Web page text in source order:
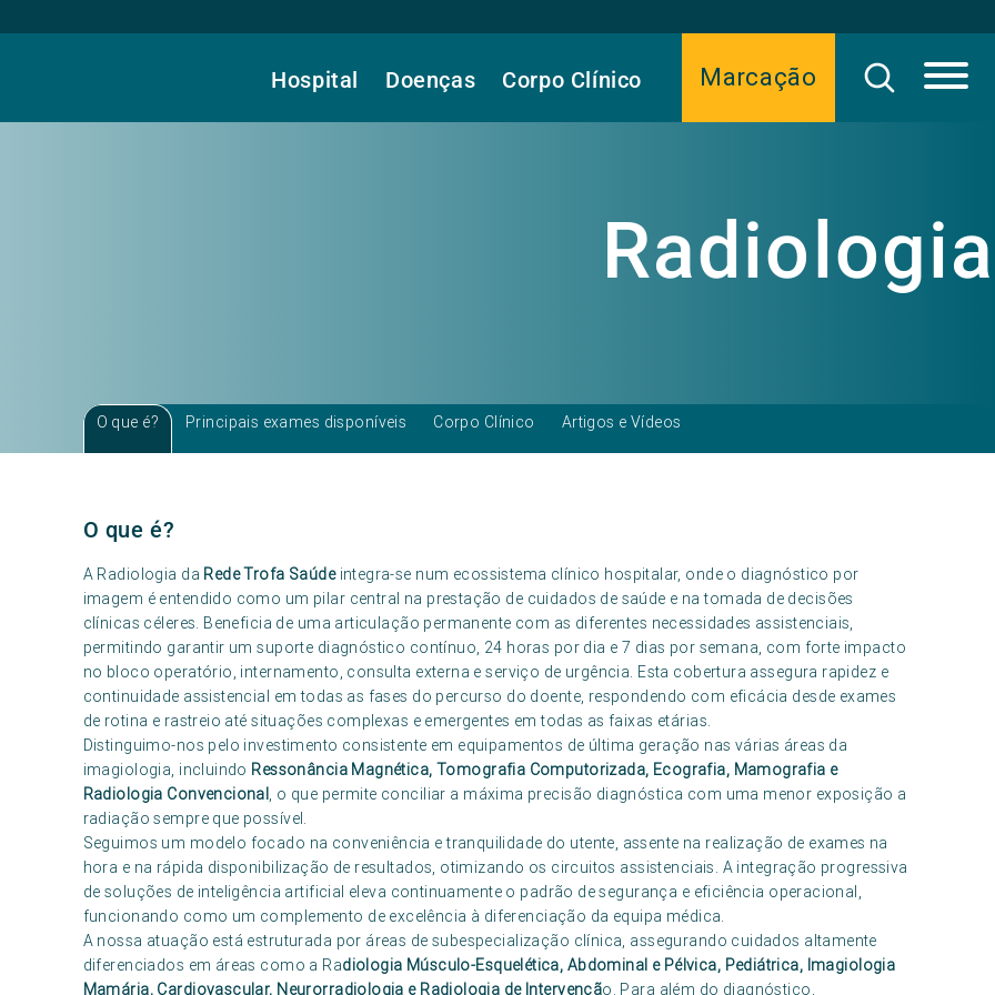
Marcação
Hospital Doenças Corpo Clínico
Radiologia
O que é? Principais exames disponíveis Corpo Clínico Artigos e Vídeos
O que é?
A Radiologia da Rede Trofa Saúdeintegra-se num ecossistema clínico hospitalar, onde o diagnóstico por
imagem é entendido como um pilar central na prestação de cuidados de saúde e na tomada de decisões
clínicas céleres. Beneficia de uma articulação permanente com as diferentes necessidades assistenciais,
permitindo garantir um suporte diagnóstico contínuo, 24 horas por dia e 7 dias por semana, com forte impacto
no bloco operatório, internamento, consulta externa e serviço de urgência. Esta cobertura assegura rapidez e
continuidade assistencial em todas as fases do percurso do doente, respondendo com eficácia desde exames
de rotina e rastreio até situações complexas e emergentes em todas as faixas etárias.
Distinguimo-nos pelo investimento consistente em equipamentos de última geração nas várias áreas da
imagiologia, incluindo Ressonância Magnética, Tomografia Computorizada, Ecografia, Mamografia e
Radiologia Convencional, o que permite conciliar a máxima precisão diagnóstica com uma menor exposição a
radiação sempre que possível.
Seguimos um modelo focado na conveniência e tranquilidade do utente, assente na realização de exames na
hora e na rápida disponibilização de resultados, otimizando os circuitos assistenciais. A integração progressiva
de soluções de inteligência artificial eleva continuamente o padrão de segurança e eficiência operacional,
funcionando como um complemento de excelência à diferenciação da equipa médica.
A nossa atuação está estruturada por áreas de subespecialização clínica, assegurando cuidados altamente
diferenciados em áreas como a Radiologia Músculo-Esquelética, Abdominal e Pélvica, Pediátrica, Imagiologia
Mamária, Cardiovascular, Neurorradiologia e Radiologia de Intervenção. Para além do diagnóstico,